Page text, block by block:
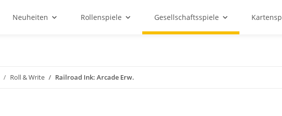
Neuheiten Rollenspiele Gesellschaftsspiele
Roll & Write Railroad Ink: Arcade Erw.